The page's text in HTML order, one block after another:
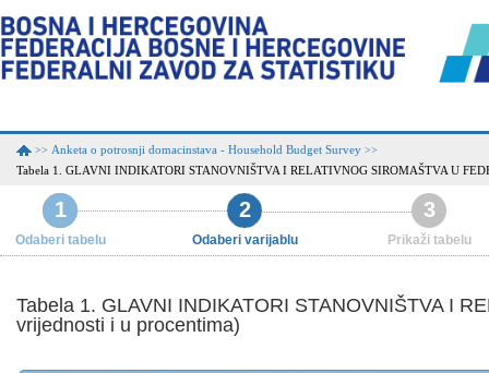
>> Anketa o potrosnji domacinstava - Household Budget Survey >>
Tabela 1. GLAVNI INDIKATORI STANOVNIŠTVA I RELATIVNOG SIROMAŠTVA U
1
Odaberi tabelu
2
Odaberi varijablu
3
Prikaži tabelu
Tabela 1. GLAVNI INDIKATORI STANOVNIŠTVA I
vrijednosti i u procentima)